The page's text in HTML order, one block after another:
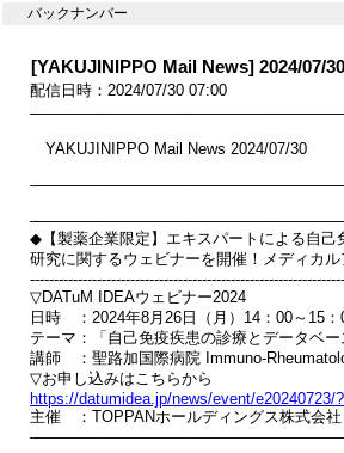
バックナンバー
[YAKUJINIPPO Mail News] 2024/07/30
配信日時：2024/07/30 07:00
YAKUJINIPPO Mail News 2024/07/30
◆【製薬企業限定】エキスパートによる自己
研究に関するウェビナーを開催！メディカ
▽DATuM IDEAウェビナー2024
日時　：2024年8月26日（月）14：00～15
テーマ：「自己免疫疾患の診療とデータベー
講師　：聖路加国際病院 Immuno-
https://datumidea.jp/news/event/
主催　：TOPPANホールディングス株式会社